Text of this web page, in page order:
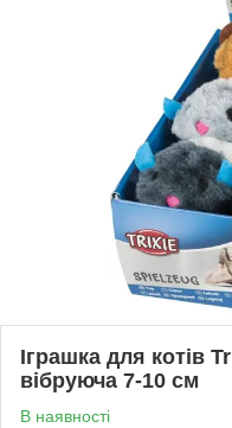
Іграшка для котів
вібруюча 7-10 см
В наявності